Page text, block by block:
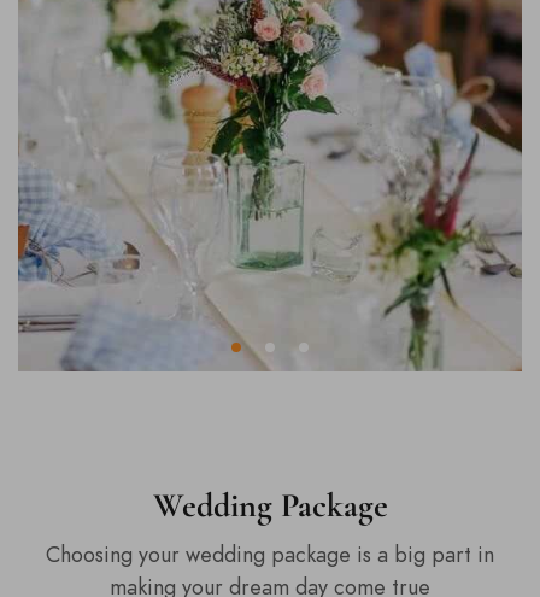
Wedding Package
Choosing your wedding package is a big part in
making your dream day come true